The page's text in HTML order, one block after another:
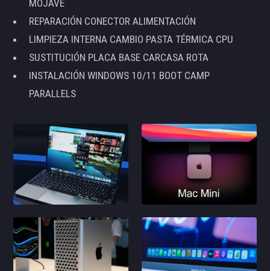
MOJAVE
REPARACIÓN CONECTOR ALIMENTACIÓN
LIMPIEZA INTERNA CAMBIO PASTA TÉRMICA CPU
SUSTITUCIÓN PLACA BASE CARCASA ROTA
INSTALACIÓN WINDOWS 10/11 BOOT CAMP
PARALLELS